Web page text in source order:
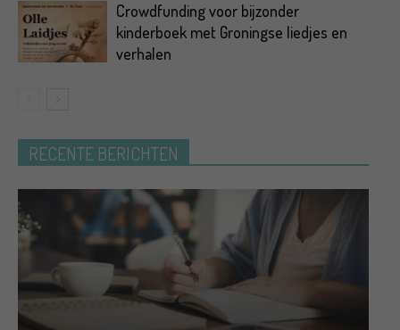
Crowdfunding voor bijzonder
kinderboek met Groningse liedjes en
verhalen
RECENTE BERICHTEN